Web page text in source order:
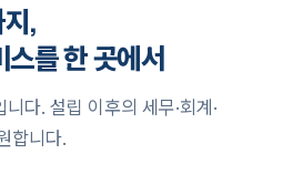
,
를 한 곳에서
다. 설립 이후의 세무·회계·
합니다.